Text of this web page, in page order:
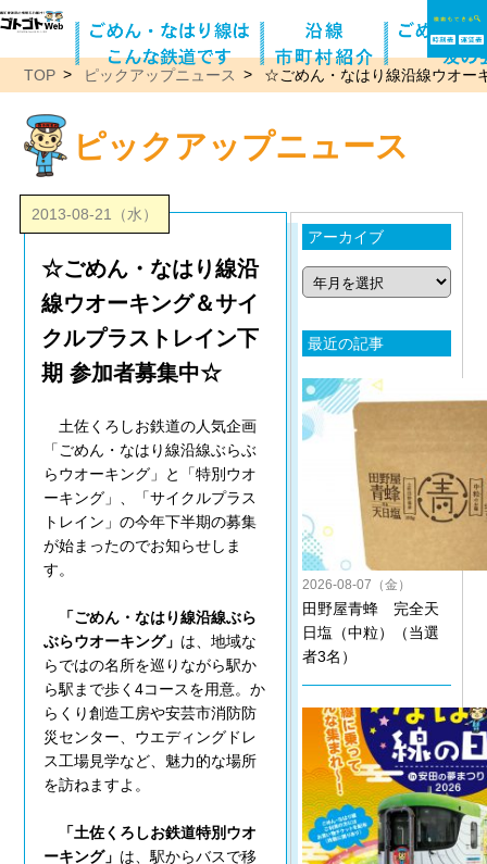
TOP ピックアップニュース ☆ごめん・なはり線沿線ウオー
ピックアップニュース
2013-08-21（水）
☆ごめん・なはり線沿
線ウオーキング＆サイ
クルプラストレイン下
期 参加者募集中☆
土佐くろしお鉄道の人気企画
「ごめん・なはり線沿線ぶらぶ
らウオーキング」と「特別ウオ
ーキング」、「サイクルプラス
トレイン」の今年下半期の募集
が始まったのでお知らせしま
す。
「ごめん・なはり線沿線ぶら
ぶらウオーキング」 は、地域な
らではの名所を巡りながら駅か
ら駅まで歩く4コースを用意。か
らくり創造工房や安芸市消防防
災センター、ウエディングドレ
ス工場見学など、魅力的な場所
を訪ねますよ。
「土佐くろしお鉄道特別ウオ
ーキング」 は、駅からバスで移
アーカイブ
最近の記事
2026-08-07（金）
田野屋青蜂 完全天
日塩（中粒）（当選
者3名）